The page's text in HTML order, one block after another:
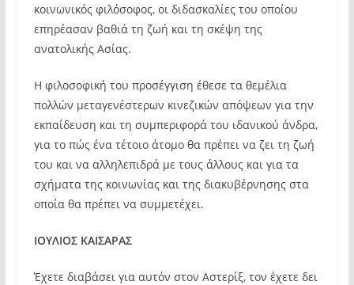
κοινωνικός φιλόσοφος, οι διδασκαλίες του οποίου
επηρέασαν βαθιά τη ζωή και τη σκέψη της
ανατολικής Ασίας.
Η φιλοσοφική του προσέγγιση έθεσε τα θεμέλια
πολλών μεταγενέστερων κινεζικών απόψεων για την
εκπαίδευση και τη συμπεριφορά του ιδανικού άνδρα,
για το πώς ένα τέτοιο άτομο θα πρέπει να ζει τη ζωή
του και να αλληλεπιδρά με τους άλλους και για τα
σχήματα της κοινωνίας και της διακυβέρνησης στα
οποία θα πρέπει να συμμετέχει.
ΙΟΥΛΙΟΣ ΚΑΙΣΑΡΑΣ
Έχετε διαβάσει για αυτόν στον Αστερίξ, τον έχετε δει